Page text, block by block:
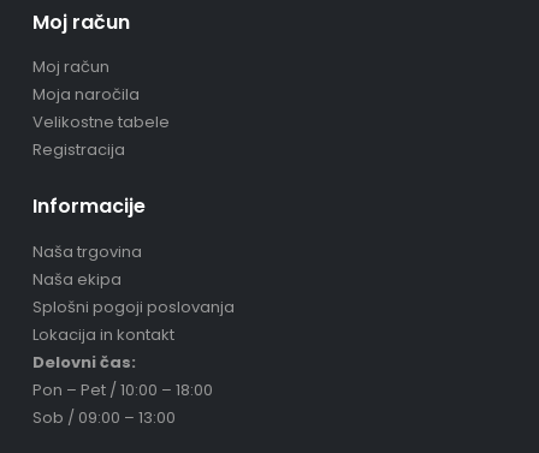
Moj račun
Moj račun
Moja naročila
Velikostne tabele
Registracija
Informacije
Naša trgovina
Naša ekipa
Splošni pogoji poslovanja
Lokacija in kontakt
Delovni čas:
Pon – Pet / 10:00 – 18:00
Sob / 09:00 – 13:00